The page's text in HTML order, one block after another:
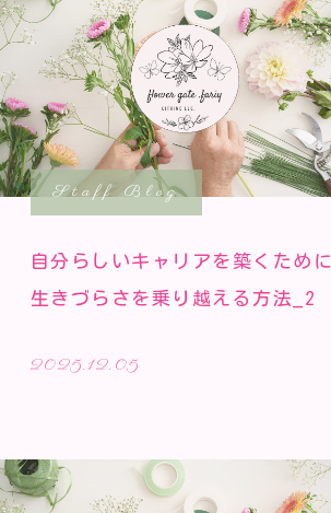
Staff Blog
自分らしいキャリアを築くために
生きづらさを乗り越える方法_2
2025.12.05